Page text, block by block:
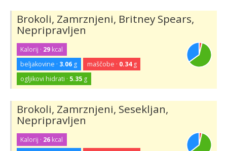
Brokoli, Zamrznjeni, Britney Spears,
Nepripravljen
Kalorij · 29 kcal
beljakovine · 3.06 g maščobe · 0.34g
ogljikovi hidrati · 5.35 g
Brokoli, Zamrznjeni, Sesekljan,
Nepripravljen
Kalorij · 26 kcal